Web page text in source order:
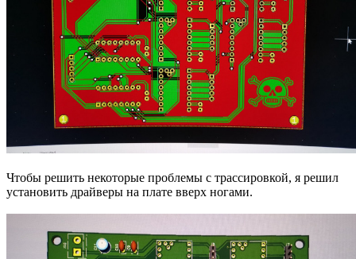
Чтобы решить некоторые проблемы с трассировкой, я решил
установить драйверы на плате вверх ногами.